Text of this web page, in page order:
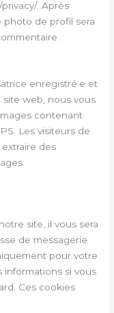
. Après
photo de profil sera
enregistré·e et
site web, nous vous
contenant
Les visiteurs de
des
site, il vous sera
de messagerie
pour votre
informations si vous
Ces cookies